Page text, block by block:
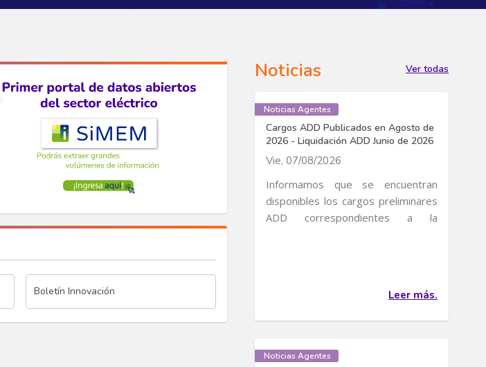
Boletín Innovación
Noticias Ver todas
Noticias Agentes
Cargos ADD Publicados en Agosto de
2026 - Liquidación ADD Junio de 2026
Vie, 07/08/2026
Informamos que se encuentran
disponibles los cargos preliminares
ADD correspondientes a la
Leer más.
Noticias Agentes